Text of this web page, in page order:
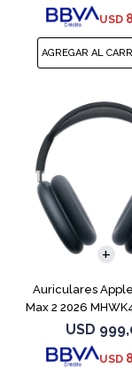
USD
Auriculares
Max 2 2026
USD
USD